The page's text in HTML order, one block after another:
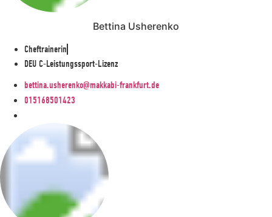
Bettina Usherenko
Cheftrainerin
DEU C-Leistungssport-Lizenz
bettina.usherenko@makkabi-frankfurt.de
015168501423